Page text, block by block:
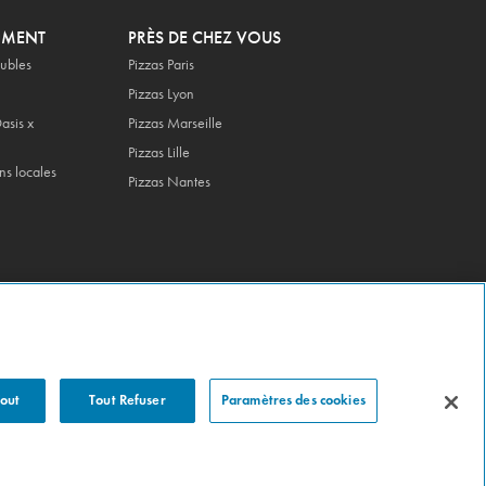
x
locales
PRÈS DE CHEZ VOUS
Pizzas Paris
Pizzas Lyon
Pizzas Marseille
Pizzas Lille
Pizzas Nantes
Tout Refuser Paramètres des cookies